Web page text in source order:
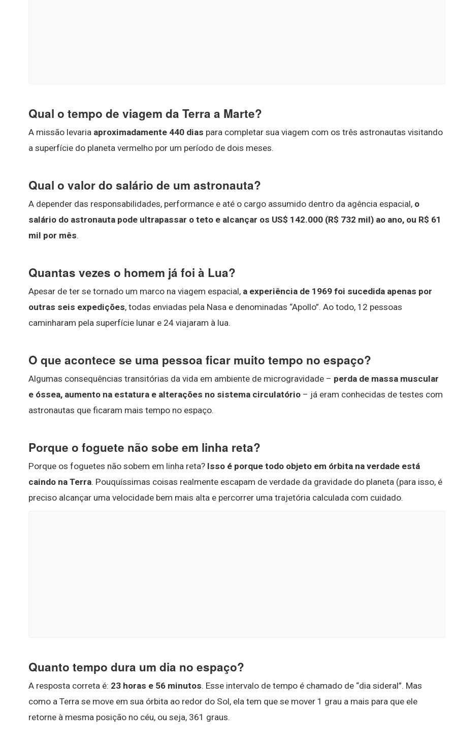
Qual o tempo de viagem da Terra a Marte?
A missão levaria aproximadamente 440 dias para completar sua viagem com os três astronautas visitando
a superfície do planeta vermelho por um período de dois meses.
Qual o valor do salário de um astronauta?
A depender das responsabilidades, performance e até o cargo assumido dentro da agência espacial, o
salário do astronauta pode ultrapassar o teto e alcançar os US$ 142.000 (R$ 732 mil) ao ano, ou R$ 61
mil por mês.
Quantas vezes o homem já foi à Lua?
Apesar de ter se tornado um marco na viagem espacial, a experiência de 1969 foi sucedida apenas por
outras seis expedições, todas enviadas pela Nasa e denominadas “Apollo”. Ao todo, 12 pessoas
caminharam pela superfície lunar e 24 viajaram à lua.
O que acontece se uma pessoa ficar muito tempo no espaço?
Algumas consequências transitórias da vida em ambiente de microgravidade – perda de massa muscular
e óssea, aumento na estatura e alterações no sistema circulatório – já eram conhecidas de testes com
astronautas que ficaram mais tempo no espaço.
Porque o foguete não sobe em linha reta?
Porque os foguetes não sobem em linha reta? Isso é porque todo objeto em órbita na verdade está
caindo na Terra. Pouquíssimas coisas realmente escapam de verdade da gravidade do planeta (para isso, é
preciso alcançar uma velocidade bem mais alta e percorrer uma trajetória calculada com cuidado.
Quanto tempo dura um dia no espaço?
A resposta correta é: 23 horas e 56 minutos. Esse intervalo de tempo é chamado de “dia sideral”. Mas
como a Terra se move em sua órbita ao redor do Sol, ela tem que se mover 1 grau a mais para que ele
retorne à mesma posição no céu, ou seja, 361 graus.